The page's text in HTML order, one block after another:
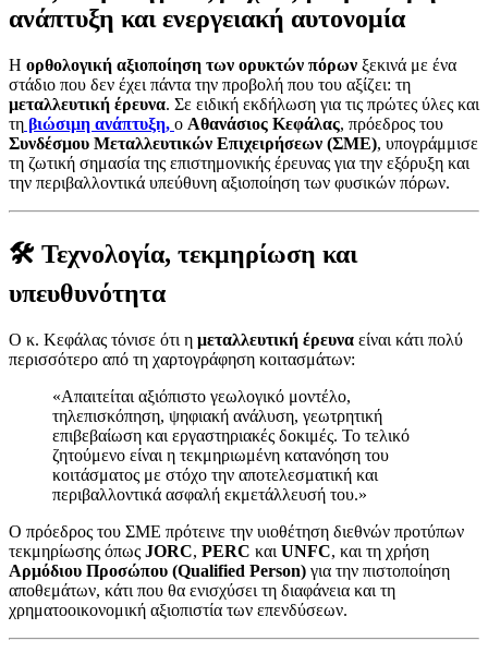
ανάπτυξη και ενεργειακή αυτονομία
Η ορθολογική αξιοποίηση των ορυκτών πόρων ξεκινά με ένα
στάδιο που δεν έχει πάντα την προβολή που του αξίζει: τη
μεταλλευτική έρευνα. Σε ειδική εκδήλωση για τις πρώτες ύλες και
τη βιώσιμη ανάπτυξη, ο Αθανάσιος Κεφάλας, πρόεδρος του
Συνδέσμου Μεταλλευτικών Επιχειρήσεων (ΣΜΕ), υπογράμμισε
τη ζωτική σημασία της επιστημονικής έρευνας για την εξόρυξη και
την περιβαλλοντικά υπεύθυνη αξιοποίηση των φυσικών πόρων.
🛠️ Τεχνολογία, τεκμηρίωση και
υπευθυνότητα
Ο κ. Κεφάλας τόνισε ότι η μεταλλευτική έρευνα είναι κάτι πολύ
περισσότερο από τη χαρτογράφηση κοιτασμάτων:
«Απαιτείται αξιόπιστο γεωλογικό μοντέλο,
τηλεπισκόπηση, ψηφιακή ανάλυση, γεωτρητική
επιβεβαίωση και εργαστηριακές δοκιμές. Το τελικό
ζητούμενο είναι η τεκμηριωμένη κατανόηση του
κοιτάσματος με στόχο την αποτελεσματική και
περιβαλλοντικά ασφαλή εκμετάλλευσή του.»
Ο πρόεδρος του ΣΜΕ πρότεινε την υιοθέτηση διεθνών προτύπων
τεκμηρίωσης όπως JORC, PERC και UNFC, και τη χρήση
Αρμόδιου Προσώπου (Qualified Person) για την πιστοποίηση
αποθεμάτων, κάτι που θα ενισχύσει τη διαφάνεια και τη
χρηματοοικονομική αξιοπιστία των επενδύσεων.